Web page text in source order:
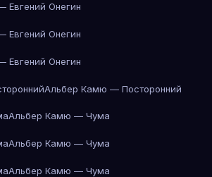
Евгений Онегин
Евгений Онегин
Евгений Онегин
Альбер Камю — Посторонний
Альбер Камю — Чума
Альбер Камю — Чума
Альбер Камю — Чума